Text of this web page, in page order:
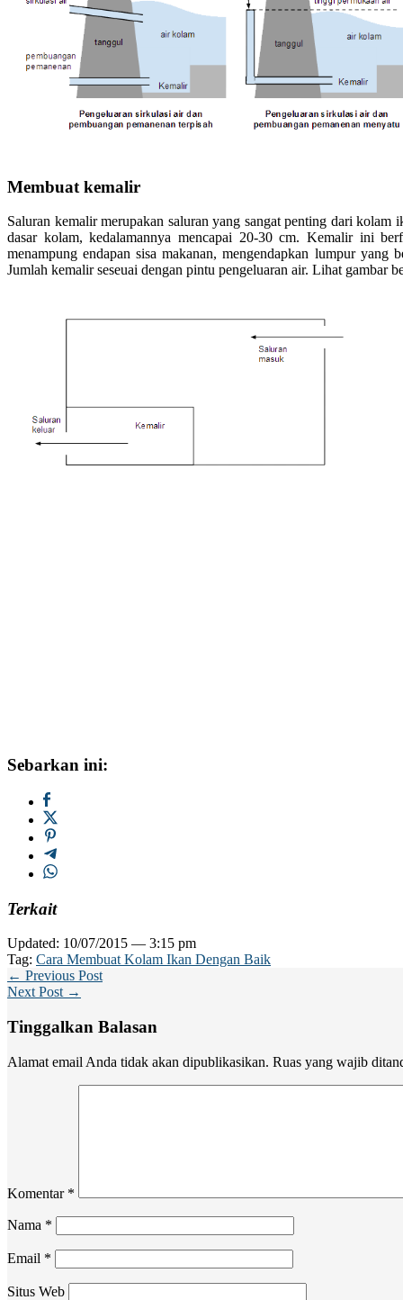
Membuat kemalir
Saluran kemalir merupakan saluran yang sangat penting dari kolam
dasar kolam, kedalamannya mencapai 20-30 cm. Kemalir ini
menampung endapan sisa makanan, mengendapkan lumpur yang
Jumlah kemalir seseuai dengan pintu pengeluaran air. Lihat gambar
Sebarkan ini:
Terkait
Updated: 10/07/2015 — 3:15 pm
Tag: Cara Membuat Kolam Ikan Dengan Baik
← Previous Post
Next Post →
Tinggalkan Balasan
Alamat email Anda tidak akan dipublikasikan. Ruas yang wajib
Komentar *
Nama *
Email *
Situs Web